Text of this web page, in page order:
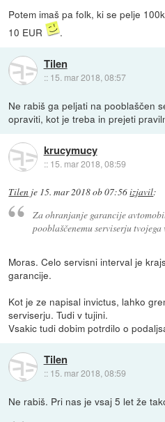
Potem imaš pa folk, ki se pelje
10 EUR
.
Tilen
:: 15. mar 2018, 08:57
Ne rabiš ga peljati na pooblaščen
opraviti, kot je treba in prejeti
krucymucy
:: 15. mar 2018, 08:59
Tilen je 15. mar 2018 ob 07:56izjavil:
Za ohranjanje garancije
pooblaščenemu serviserju tvojega
Moras. Celo servisni interval je
garancije.
Kot je ze napisal invictus, lahko
serviserju. Tudi v tujini.
Vsakic tudi dobim potrdilo o
Tilen
:: 15. mar 2018, 08:59
Ne rabiš. Pri nas je vsaj 5 let že